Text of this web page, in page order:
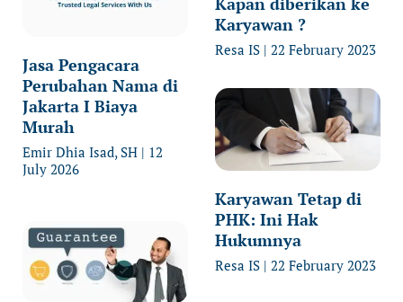
Jasa Pengacara
Perubahan Nama di
Jakarta I Biaya
Murah
Emir Dhia Isad, SH
12
July 2026
Karyawan ?
Resa IS 22 February 2023
Karyawan Tetap di
PHK: Ini Hak
Hukumnya
Resa IS 22 February 2023